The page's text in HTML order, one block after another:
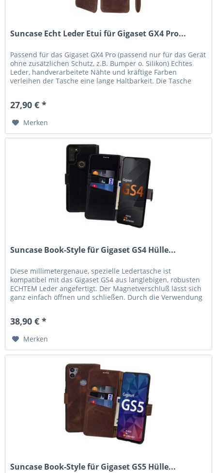
Suncase Echt Leder Etui für Gigaset GX4 Pro...
Passend für das Gigaset GX4 Pro (passend nur für das Gerät
ohne zusätzlichen Schutz, z.B. Bumper o. Silikon) Echtes
Leder, handverarbeitete Nähte und kräftige Farben
verleihen der Tasche eine lange Haltbarkeit. Die Tasche
27,90 € *
Merken
Suncase Book-Style für Gigaset GS4 Hülle...
Diese millimetergenaue, spezielle Ledertasche ist
kompatibel mit das Gigaset GS4 aus langlebigen, robusten
ECHTEM Leder angefertigt. Der Magnetverschluß lässt sich
ganz einfach öffnen und schließen. Durch die Verwendung
38,90 € *
Merken
Suncase Book-Style für Gigaset GS5 Hülle...